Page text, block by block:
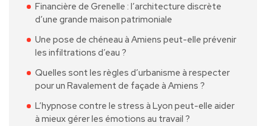
Financière de Grenelle : l’architecture discrète
d’une grande maison patrimoniale
Une pose de chéneau à Amiens peut-elle prévenir
les infiltrations d’eau ?
Quelles sont les règles d’urbanisme à respecter
pour un Ravalement de façade à Amiens ?
L’hypnose contre le stress à Lyon peut-elle aider
à mieux gérer les émotions au travail ?